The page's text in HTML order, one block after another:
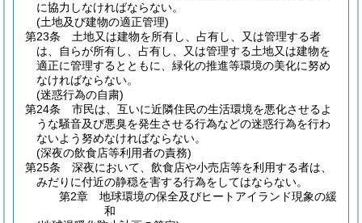
に協力しなければならない。
(土地及び建物の適正管理)
第23条
土地又は建物を所有し、占有し、又は管理する者
は、自らが所有し、占有し、又は管理する土地又は建物を
適正に管理するとともに、緑化の推進等環境の美化に努め
なければならない。
(迷惑行為の自粛)
第24条
市民は、互いに近隣住民の生活環境を悪化させるよ
うな騒音及び悪臭を発生させる行為などの迷惑行為を行わ
ないよう努めなければならない。
(深夜の飲食店等利用者の責務)
第25条
深夜において、飲食店や小売店等を利用する者は、
みだりに付近の静穏を害する行為をしてはならない。
第2章
地球環境の保全及びヒートアイランド現象の緩
和